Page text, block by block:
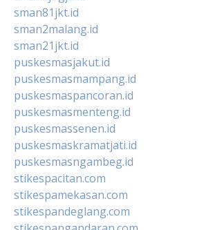
sman81jkt.id
sman2malang.id
sman21jkt.id
puskesmasjakut.id
puskesmasmampang.id
puskesmaspancoran.id
puskesmasmenteng.id
puskesmassenen.id
puskesmaskramatjati.id
puskesmasngambeg.id
stikespacitan.com
stikespamekasan.com
stikespandeglang.com